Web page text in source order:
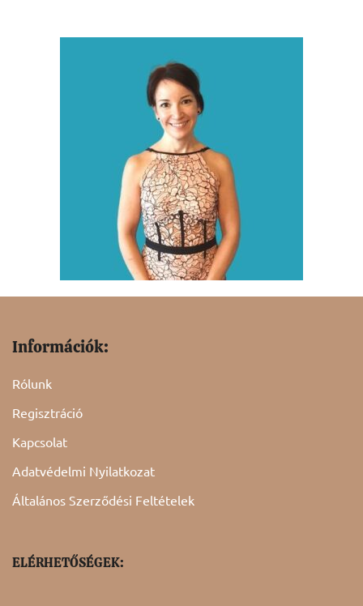
Információk:
Rólunk
Regisztráció
Kapcsolat
Adatvédelmi Nyilatkozat
Általános Szerződési Feltételek
ELÉRHETŐSÉGEK: